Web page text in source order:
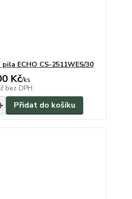
ECHO CS-2511WES/30
Kč/ks
bez DPH
Přidat do košíku